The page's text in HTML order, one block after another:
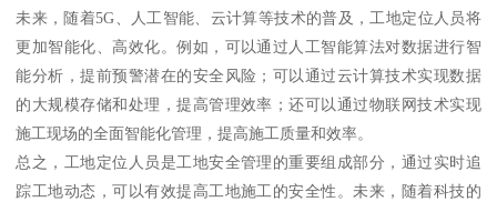
未来，随着5G、人工智能、云计算等技术的普及，工地定位人员将
更加智能化、高效化。例如，可以通过人工智能算法对数据进行智
能分析，提前预警潜在的安全风险；可以通过云计算技术实现数据
的大规模存储和处理，提高管理效率；还可以通过物联网技术实现
施工现场的全面智能化管理，提高施工质量和效率。
总之，工地定位人员是工地安全管理的重要组成部分，通过实时追
踪工地动态，可以有效提高工地施工的安全性。未来，随着科技的